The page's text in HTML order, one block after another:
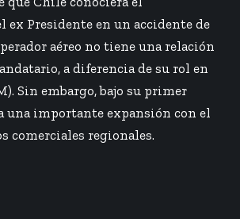
Presidente en un accidente de
aéreo no tiene una relación
a diferencia de su rol en
Sin embargo, bajo su primer
una importante expansión con el
comerciales regionales.